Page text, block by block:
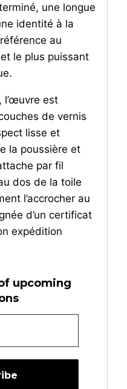
une longue
identité à la
au
le plus puissant
l’œuvre est
de vernis
lisse et
la poussière et
par fil
dos de la toile
l’accrocher au
d’un certificat
expédition
upcoming